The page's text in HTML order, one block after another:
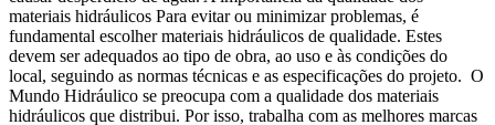
materiais hidráulicos Para evitar ou minimizar problemas, é
fundamental escolher materiais hidráulicos de qualidade. Estes
devem ser adequados ao tipo de obra, ao uso e às condições do
local, seguindo as normas técnicas e as especificações do projeto. O
Mundo Hidráulico se preocupa com a qualidade dos materiais
hidráulicos que distribui. Por isso, trabalha com as melhores marcas